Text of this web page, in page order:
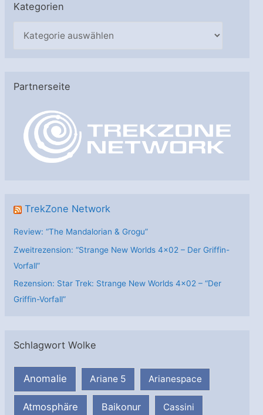
Kategorien
g
Partnerseite
TrekZone Network
Review: “The Mandalorian & Grogu”
Zweitrezension: “Strange New Worlds 4×02 – Der Griffin-
Vorfall”
Rezension: Star Trek: Strange New Worlds 4×02 – “Der
Griffin-Vorfall”
Schlagwort Wolke
Anomalie Ariane 5 Arianespace
Atmosphäre Baikonur Cassini